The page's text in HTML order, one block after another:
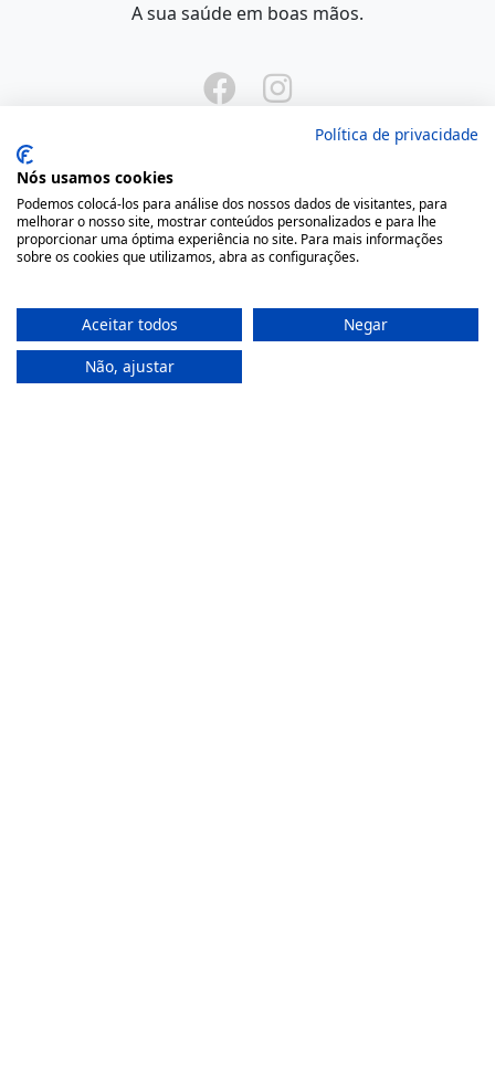
A sua saúde em boas mãos.
Onde Estamos
Largo São Domingos 42-44
(+351) 22 200 35 45
(Chamada para rede fixa nacional)
Política de privacidade
Nós usamos cookies
Podemos colocá-los para análise dos nossos dados de visitantes, para
melhorar o nosso site, mostrar conteúdos personalizados e para lhe
proporcionar uma óptima experiência no site. Para mais informações
sobre os cookies que utilizamos, abra as configurações.
Aceitar todos
Negar
Não, ajustar